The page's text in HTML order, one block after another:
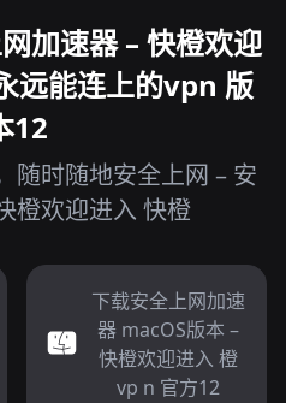
加速器 – 快橙欢迎
远能连上的vpn 版
12
随时随地安全上网 – 安
橙欢迎进入 快橙
下载安全上网加速
器 macOS版本 –
快橙欢迎进入 橙
vp n 官方12